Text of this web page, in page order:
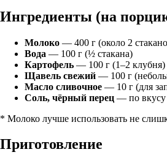
Ингредиенты (на
Молоко — 400 г (около 2
Вода — 100 г (½ стакана)
Картофель — 100 г (1–2 клубня)
Щавель свежий — 100 г
Масло сливочное — 10 г (для
Соль, чёрный перец — по вкусу
* Молоко лучше использовать не
Приготовление